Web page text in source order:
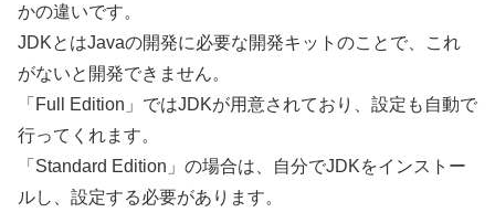
かの違いです。
JDKとはJavaの開発に必要な開発キットのことで、これ
がないと開発できません。
「Full Edition」ではJDKが用意されており、設定も自動で
行ってくれます。
「Standard Edition」の場合は、自分でJDKをインストー
ルし、設定する必要があります。